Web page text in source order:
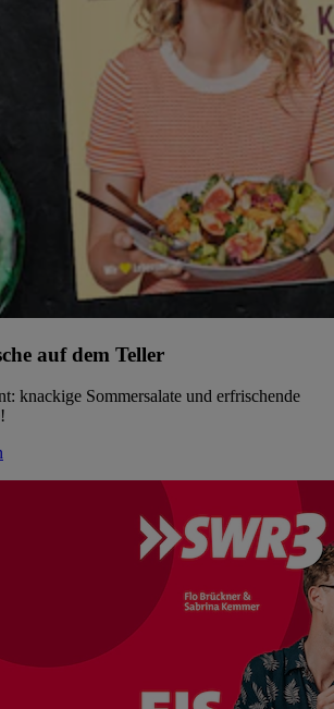
auf dem Teller
knackige Sommersalate und erfrischende